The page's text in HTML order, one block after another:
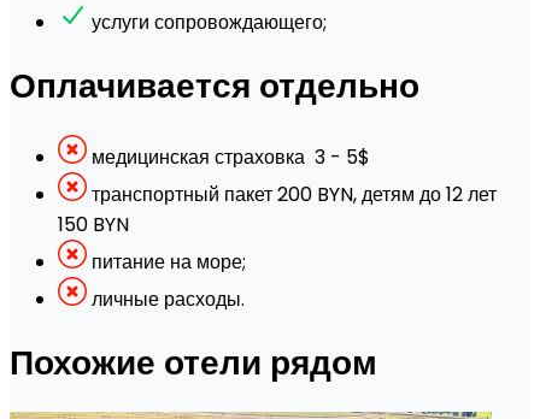
услуги сопровождающего;
Оплачивается отдельно
медицинская страховка 3 - 5$
транспортный пакет 200 BYN, детям до 12 лет
150 BYN
питание на море;
личные расходы.
Похожие отели рядом